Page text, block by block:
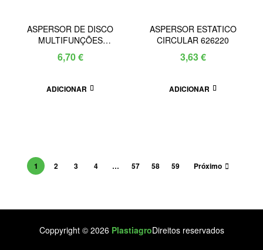
ASPERSOR DE DISCO
MULTIFUNÇÕES
626256
6,70€
ADICIONAR
ASPERSOR ESTATICO
CIRCULAR 626220
3,63€
ADICIONAR
1 2 3 4 … 57 58 59 Próximo
Coppyright © 2026 PlastiagroDireitos reservados